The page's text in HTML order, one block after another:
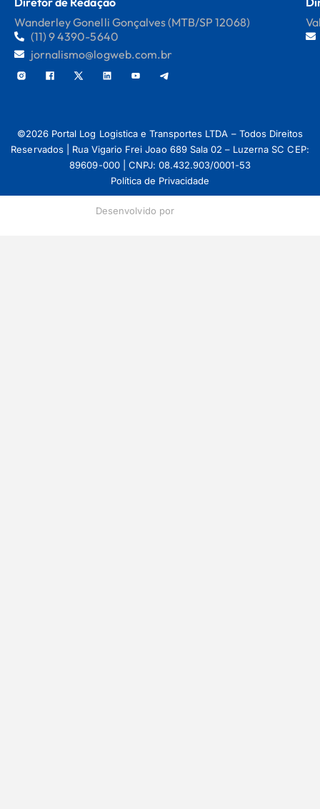
Wanderley Gonelli Gonçalves (MTB/SP 12068)
(11) 9 4390-5640
jornalismo@logweb.com.br
©2026 Portal Log Logistica e Transportes LTDA – Todos Direitos
Reservados | Rua Vigario Frei Joao 689 Sala 02 – Luzerna SC CEP:
89609-000 | CNPJ: 08.432.903/0001-53
Política de Privacidade
Desenvolvido por